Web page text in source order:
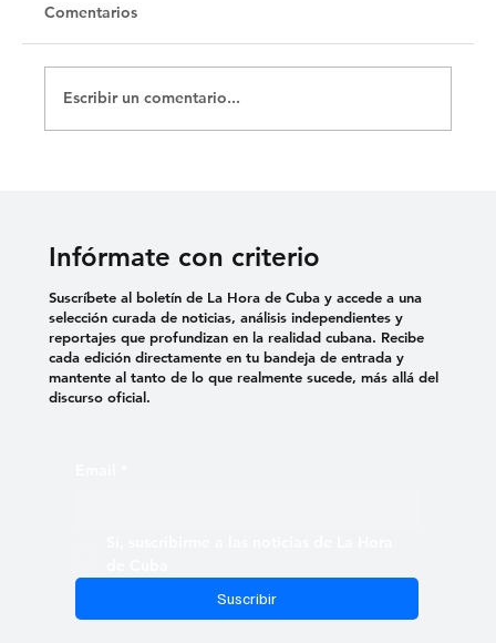
Comentarios
Escribir un comentario...
Infórmate con criterio
Suscribir
Suscríbete al boletín de La Hora de Cuba y accede a una
selección curada de noticias, análisis independientes y
reportajes que profundizan en la realidad cubana. Recibe
cada edición directamente en tu bandeja de entrada y
mantente al tanto de lo que realmente sucede, más allá del
discurso oficial.